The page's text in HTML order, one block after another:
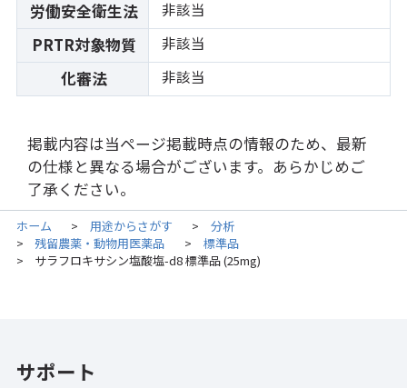
労働安全衛生法 非該当
PRTR対象物質 非該当
化審法 非該当
掲載内容は当ページ掲載時点の情報のため、最新
の仕様と異なる場合がございます。あらかじめご
了承ください。
ホーム > 用途からさがす > 分析
> 残留農薬・動物用医薬品 > 標準品
> サラフロキサシン塩酸塩-d8 標準品 (25mg)
サポート